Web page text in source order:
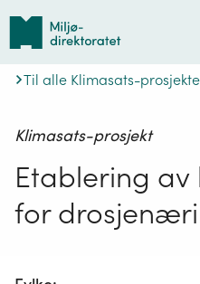
Tilbake
forsiden
Til alle Klimasats-
Klimasats-prosjekt
Etablering
for